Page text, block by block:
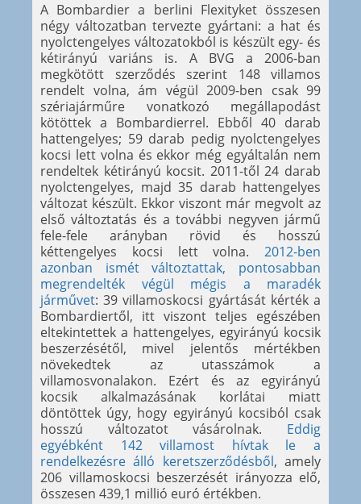
A Bombardier a berlini Flexityket összesen
négy változatban tervezte gyártani: a hat és
nyolctengelyes változatokból is készült egy- és
kétirányú variáns is. A BVG a 2006-ban
megkötött szerződés szerint 148 villamos
rendelt volna, ám végül 2009-ben csak 99
szériajárműre vonatkozó megállapodást
kötöttek a Bombardierrel. Ebből 40 darab
hattengelyes; 59 darab pedig nyolctengelyes
kocsi lett volna és ekkor még egyáltalán nem
rendeltek kétirányú kocsit. 2011-től 24 darab
nyolctengelyes, majd 35 darab hattengelyes
változat készült. Ekkor viszont már megvolt az
első változtatás és a további negyven jármű
fele-fele arányban rövid és hosszú
kéttengelyes kocsi lett volna. 2012-ben
azonban ismét változtattak, pontosabban
megrendelték végül mégis a maradék
járművet: 39 villamoskocsi gyártását kérték a
Bombardiertől, itt viszont teljes egészében
eltekintettek a hattengelyes, egyirányú kocsik
beszerzésétől, mivel jelentős mértékben
növekedtek az utasszámok a
villamosvonalakon. Ezért és az egyirányú
kocsik alkalmazásának korlátai miatt
döntöttek úgy, hogy egyirányú kocsiból csak
hosszú változatot vásárolnak. Eddig
egyébként 142 villamost hívtak le a
rendelkezésre álló keretszerződésből, amely
206 villamoskocsi beszerzését irányozza elő,
összesen 439,1 millió euró értékben.